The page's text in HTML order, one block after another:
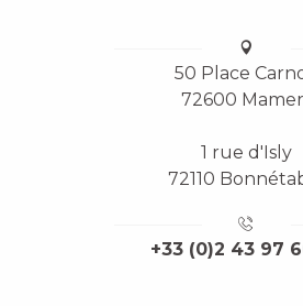
50 Place
72600
1 rue d'Isly
72110
+33 (0)2 43 97